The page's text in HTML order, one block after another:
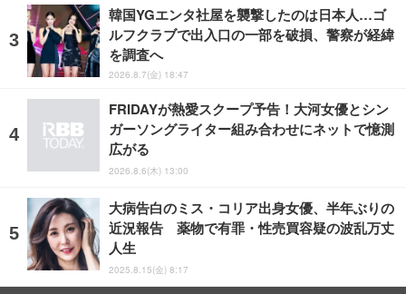
韓国YGエンタ社屋を襲撃したのは日本人…ゴ
ルフクラブで出入口の一部を破損、警察が経緯
を調査へ
2026.8.7(金) 18:47
FRIDAYが熱愛スクープ予告！大河女優とシン
ガーソングライター組み合わせにネットで憶測
広がる
2026.8.6(木) 13:00
大病告白のミス・コリア出身女優、半年ぶりの
近況報告 薬物で有罪・性売買容疑の波乱万丈
人生
2025.8.15(金) 8:17